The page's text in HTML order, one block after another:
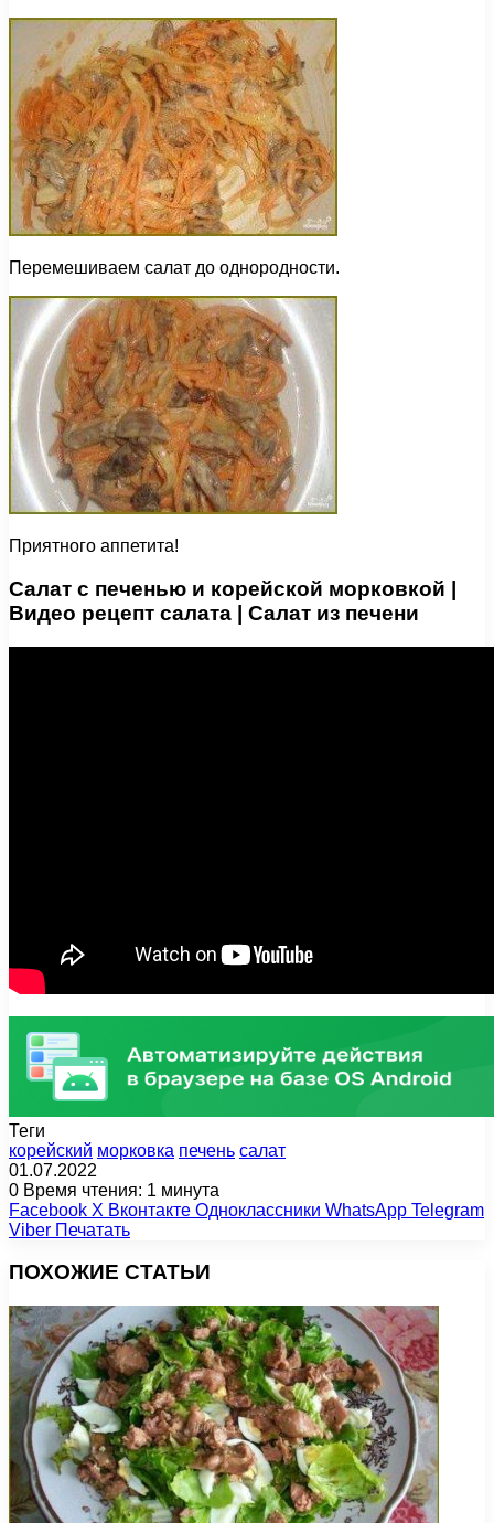
Перемешиваем салат до однородности.
Приятного аппетита!
Салат с печенью и корейской морковкой |
Видео рецепт салата | Салат из печени
Теги
корейский морковка печень салат
01.07.2022
0 Время чтения: 1 минута
Facebook X Вконтакте Одноклассники WhatsApp Telegram
Viber Печатать
ПОХОЖИЕ СТАТЬИ